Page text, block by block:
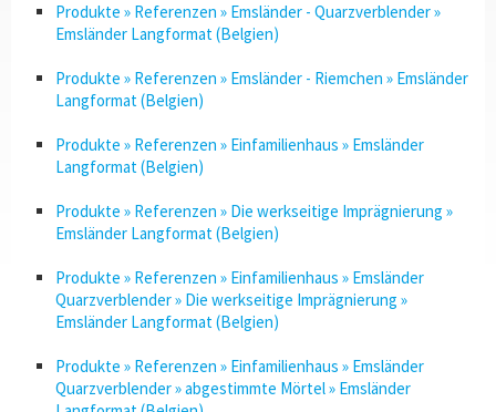
Produkte » Referenzen » Emsländer - Quarzverblender »
Emsländer Langformat (Belgien)
Produkte » Referenzen » Emsländer - Riemchen » Emsländer
Langformat (Belgien)
Produkte » Referenzen » Einfamilienhaus » Emsländer
Langformat (Belgien)
Produkte » Referenzen » Die werkseitige Imprägnierung »
Emsländer Langformat (Belgien)
Produkte » Referenzen » Einfamilienhaus » Emsländer
Quarzverblender » Die werkseitige Imprägnierung »
Emsländer Langformat (Belgien)
Produkte » Referenzen » Einfamilienhaus » Emsländer
Quarzverblender » abgestimmte Mörtel » Emsländer